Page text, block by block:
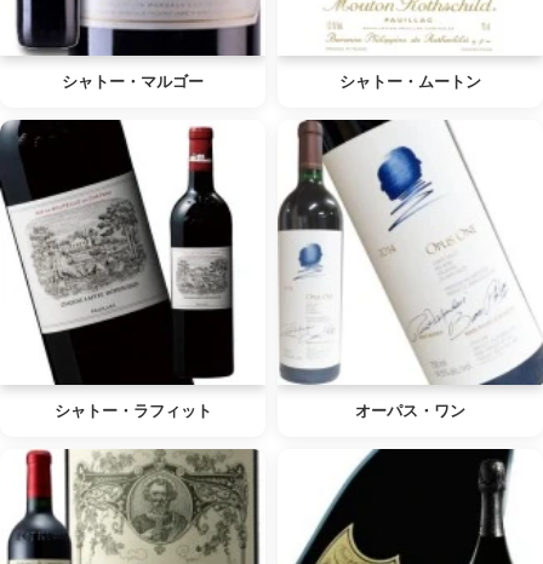
シャトー・マルゴー シャトー・ムートン
シャトー・ラフィット オーパス・ワン